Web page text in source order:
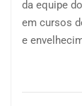
da equipe
em cursos
e